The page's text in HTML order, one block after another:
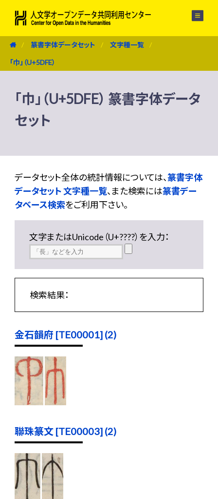
篆書字体データセット 文字種一覧
「巾」（U+5DFE）
「巾」（U+5DFE） 篆書字体データ
セット
データセット全体の統計情報については、篆書字体
データセット 文字種一覧、また検索には篆書デー
タベース検索をご利用下さい。
文字またはUnicode（U+????）を入力：
検索結果：
金石韻府 [TE00001] (2)
聯珠篆文 [TE00003] (2)